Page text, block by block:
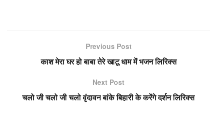
Previous Post
काश मेरा घर हो बाबा तेरे खाटू धाम में भजन लिरिक्स
Next Post
चलो जी चलो जी चलो वृंदावन बांके बिहारी के करेंगे दर्शन लिरिक्स